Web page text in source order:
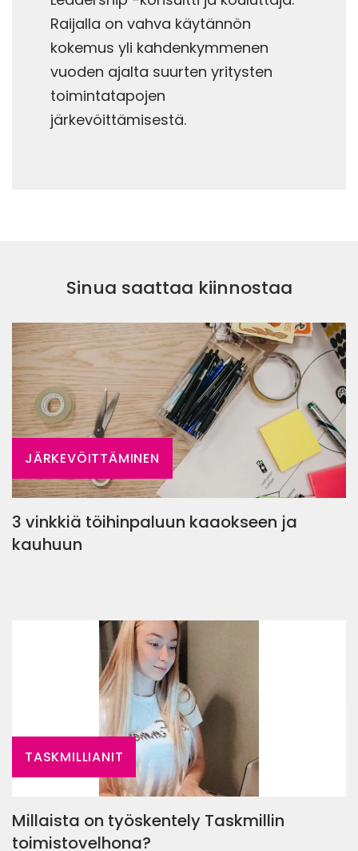
Raijalla on vahva käytännön
kokemus yli kahdenkymmenen
vuoden ajalta suurten yritysten
toimintatapojen
järkevöittämisestä.
Sinua saattaa kiinnostaa
JÄRKEVÖITTÄMINEN
3 vinkkiä töihinpaluun kaaokseen ja
kauhuun
TASKMILLIANIT
Millaista on työskentely Taskmillin
toimistovelhona?